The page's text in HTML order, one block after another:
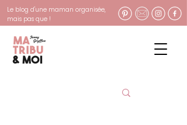
Le blog d'une maman organisée,
mais pas que !